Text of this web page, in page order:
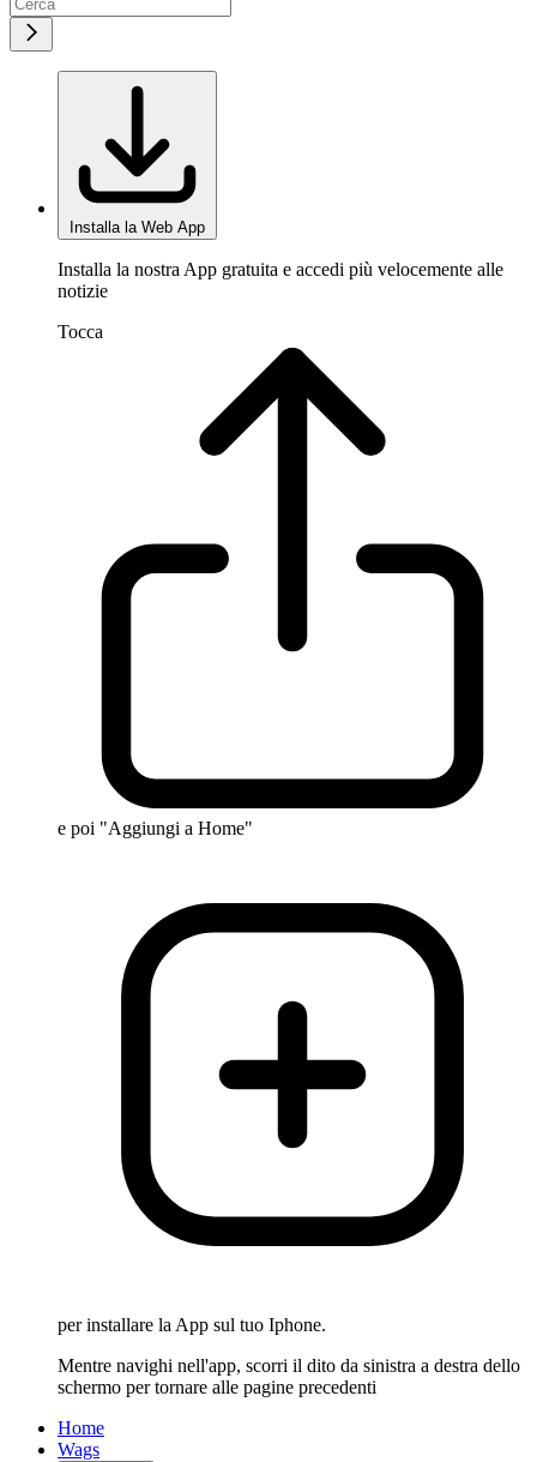
Installa la Web App
Installa la nostra App gratuita e accedi più velocemente alle
notizie
Tocca
e poi "Aggiungi a Home"
per installare la App sul tuo Iphone.
Mentre navighi nell'app, scorri il dito da sinistra a destra dello
schermo per tornare alle pagine precedenti
Home
Wags